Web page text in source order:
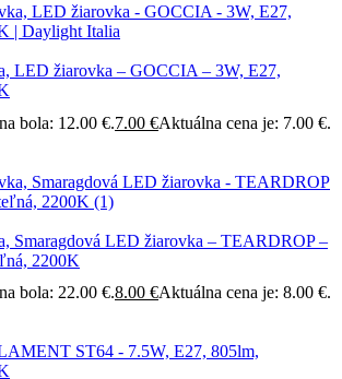
LED žiarovka – GOCCIA – 3W, E27,
bola: 12.00 €.7.00 €Aktuálna cena je: 7.00 €.
Smaragdová LED žiarovka – TEARDROP –
2200K
bola: 22.00 €.8.00 €Aktuálna cena je: 8.00 €.